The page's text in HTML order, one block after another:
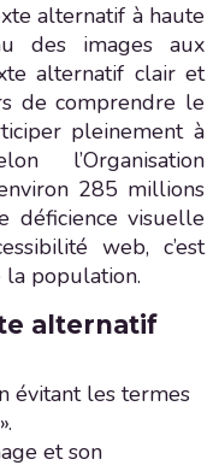
alternatif à haute
des images aux
alternatif clair et
de comprendre le
pleinement à
l’Organisation
285 millions
déficience visuelle
web, c’est
population.
alternatif
évitant les termes
et son